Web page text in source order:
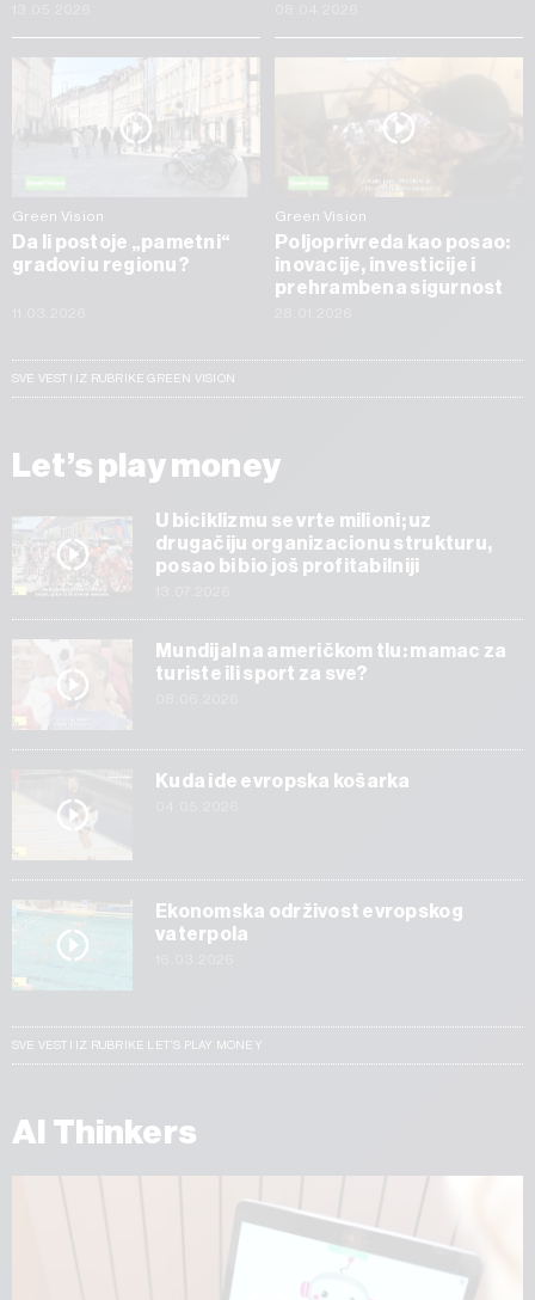
Green Vision
Da li postoje „pametni“
gradovi u regionu?
Green Vision
Poljoprivreda kao posao:
inovacije, investicije i
prehrambena sigurnost
SVE VESTI IZ RUBRIKE GREEN VISION
Let’s play money
U biciklizmu se vrte milioni; uz
drugačiju organizacionu strukturu,
posao bi bio još profitabilniji
Mundijal na američkom tlu: mamac za
turiste ili sport za sve?
Kuda ide evropska košarka
Ekonomska održivost evropskog
vaterpola
SVE VESTI IZ RUBRIKE LET’S PLAY MONEY
AI Thinkers